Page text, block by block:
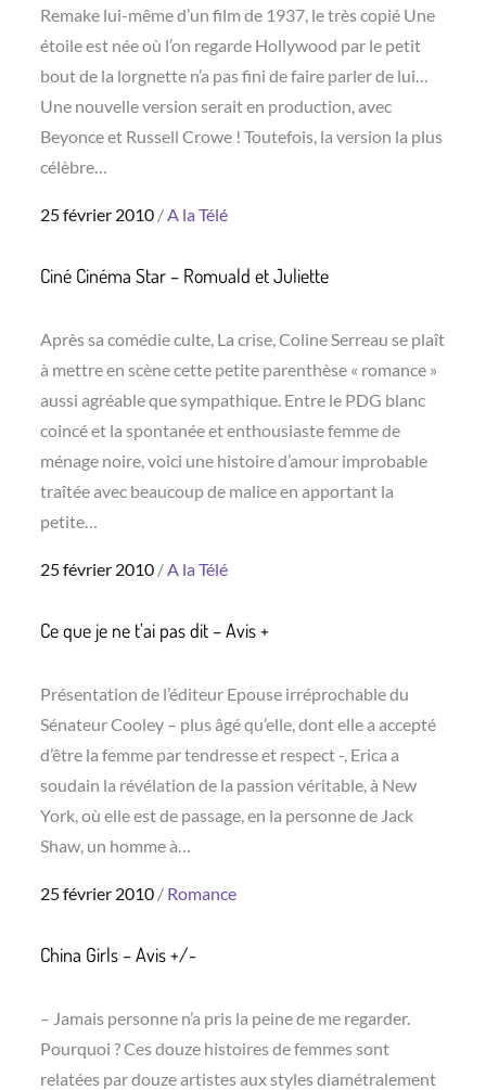
Remake lui-même d’un film de 1937, le très copié Une
étoile est née où l’on regarde Hollywood par le petit
bout de la lorgnette n’a pas fini de faire parler de lui…
Une nouvelle version serait en production, avec
Beyonce et Russell Crowe ! Toutefois, la version la plus
célèbre…
Posted
25 février 2010 A la Télé
Ciné Cinéma Star – Romuald et Juliette
Après sa comédie culte, La crise, Coline Serreau se plaît
à mettre en scène cette petite parenthèse « romance »
aussi agréable que sympathique. Entre le PDG blanc
coincé et la spontanée et enthousiaste femme de
ménage noire, voici une histoire d’amour improbable
traîtée avec beaucoup de malice en apportant la
petite…
Posted
25 février 2010 A la Télé
Ce que je ne t’ai pas dit – Avis +
Présentation de l’éditeur Epouse irréprochable du
Sénateur Cooley – plus âgé qu’elle, dont elle a accepté
d’être la femme par tendresse et respect -, Erica a
soudain la révélation de la passion véritable, à New
York, où elle est de passage, en la personne de Jack
Shaw, un homme à…
Posted
25 février 2010 Romance
China Girls – Avis +/-
– Jamais personne n’a pris la peine de me regarder.
Pourquoi ? Ces douze histoires de femmes sont
relatées par douze artistes aux styles diamétralement